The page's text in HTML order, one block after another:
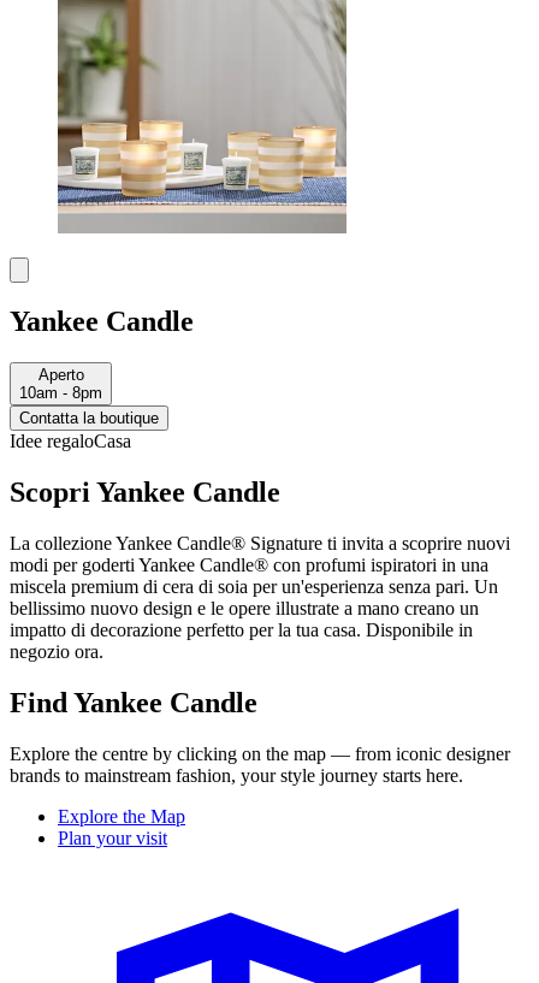
Yankee Candle
Aperto
10am - 8pm
Contatta la boutique
Idee regaloCasa
Scopri Yankee Candle
La collezione Yankee Candle® Signature ti invita a scoprire nuovi
modi per goderti Yankee Candle® con profumi ispiratori in una
miscela premium di cera di soia per un'esperienza senza pari. Un
bellissimo nuovo design e le opere illustrate a mano creano un
impatto di decorazione perfetto per la tua casa. Disponibile in
negozio ora.
Find Yankee Candle
Explore the centre by clicking on the map — from iconic designer
brands to mainstream fashion, your style journey starts here.
Explore the Map
Plan your visit